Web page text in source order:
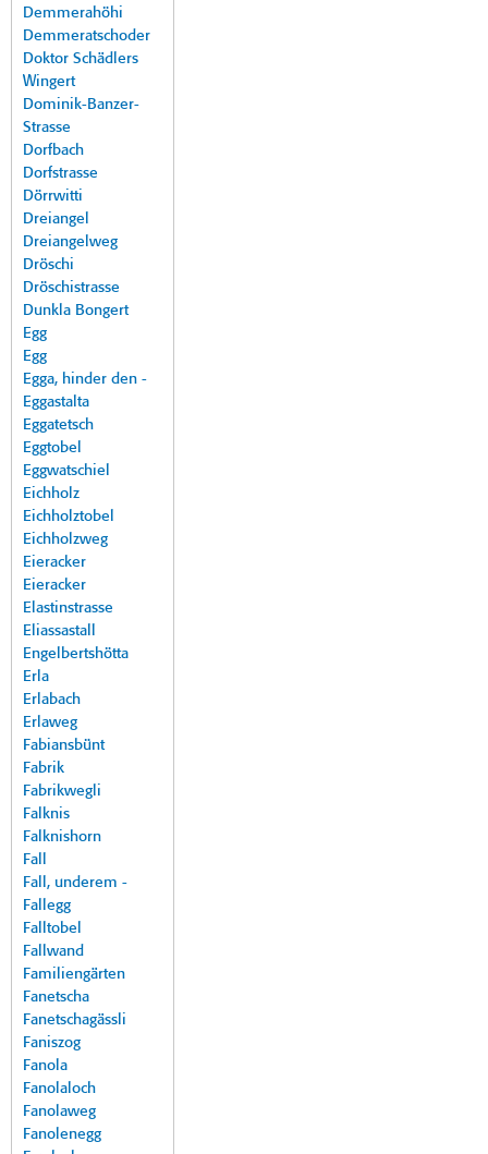
Demmerahöhi
Demmeratschoder
Doktor Schädlers
Wingert
Dominik-Banzer-
Strasse
Dorfbach
Dorfstrasse
Dörrwitti
Dreiangel
Dreiangelweg
Dröschi
Dröschistrasse
Dunkla Bongert
Egg
Egg
Egga, hinder den -
Eggastalta
Eggatetsch
Eggtobel
Eggwatschiel
Eichholz
Eichholztobel
Eichholzweg
Eieracker
Eieracker
Elastinstrasse
Eliassastall
Engelbertshötta
Erla
Erlabach
Erlaweg
Fabiansbünt
Fabrik
Fabrikwegli
Falknis
Falknishorn
Fall
Fall, underem -
Fallegg
Falltobel
Fallwand
Familiengärten
Fanetscha
Fanetschagässli
Faniszog
Fanola
Fanolaloch
Fanolaweg
Fanolenegg